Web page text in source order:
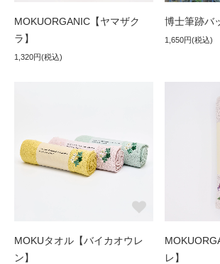
MOKUORGANIC【ヤマザク
ラ】
1,320円(税込)
博士筆跡バ
1,650円(税込)
MOKUタオル【バイカオウレ
ン】
レ】